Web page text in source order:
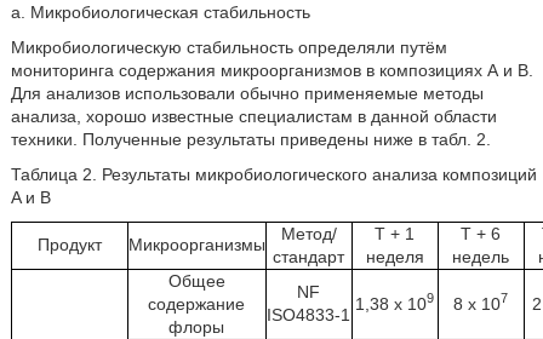
a. Микробиологическая стабильность
Микробиологическую стабильность определяли путём
мониторинга содержания микроорганизмов в композициях А и В.
Для анализов использовали обычно применяемые методы
анализа, хорошо известные специалистам в данной области
техники. Полученные результаты приведены ниже в табл. 2.
Таблица 2. Результаты микробиологического анализа композиций
A и B
Продукт Микроорганизмы
Метод/
стандарт
T + 1
неделя
T + 6
недель
Общее
содержание
флоры
NF
ISO4833-1
1,38 х 109 8 х 107